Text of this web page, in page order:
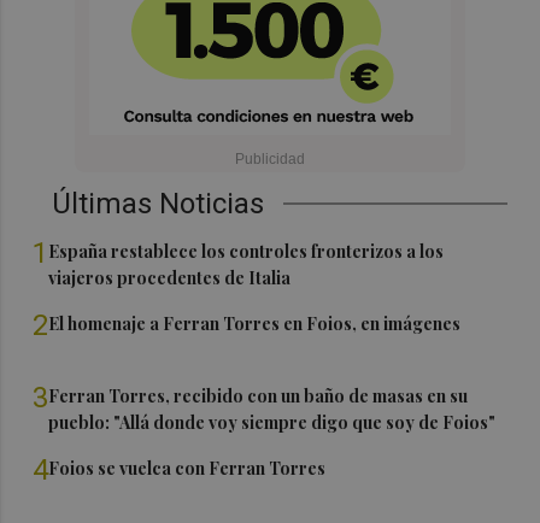
Últimas Noticias
1 España restablece los controles fronterizos a los
viajeros procedentes de Italia
2El homenaje a Ferran Torres en Foios, en imágenes
3Ferran Torres, recibido con un baño de masas en su
pueblo: "Allá donde voy siempre digo que soy de Foios"
4Foios se vuelca con Ferran Torres